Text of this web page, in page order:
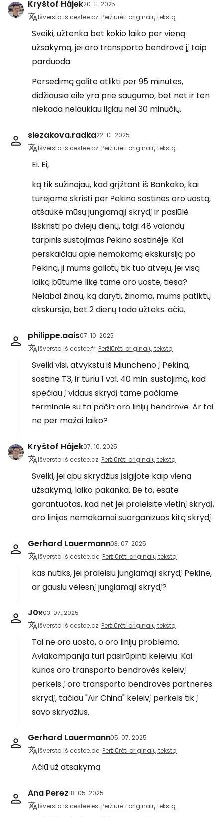
Kryštof Hájek20. 11. 2025
Išversta iš cestee.cz Peržiūrėti originalų tekstą
Sveiki, užtenka bet kokio laiko per vieną
užsakymą, jei oro transporto bendrovė jį taip
parduoda.
Persėdimą galite atlikti per 95 minutes,
didžiausia eilė yra prie saugumo, bet net ir ten
niekada nelaukiau ilgiau nei 30 minučių.
slezakova.radka22. 10. 2025
Išversta iš cestee.cz Peržiūrėti originalų tekstą
Ei. Ei,
ką tik sužinojau, kad grįžtant iš Bankoko, kai
turėjome skristi per Pekino sostinės oro uostą,
atšaukė mūsų jungiamąjį skrydį ir pasiūlė
išskristi po dviejų dienų, taigi 48 valandų
tarpinis sustojimas Pekino sostinėje. Kai
perskaičiau apie nemokamą ekskursiją po
Pekiną, ji mums galiotų tik tuo atveju, jei visą
laiką būtume likę tame oro uoste, tiesa?
Nelabai žinau, ką daryti, žinoma, mums patiktų
ekskursija, bet 2 dienų tada užteks. ačiū.
philippe.aais07. 10. 2025
Išversta iš cestee.fr Peržiūrėti originalų tekstą
Sveiki visi, atvykstu iš Miuncheno į Pekiną,
sostinę T3, ir turiu 1 val. 40 min. sustojimą, kad
spėčiau į vidaus skrydį tame pačiame
terminale su ta pačia oro linijų bendrove. Ar tai
ne per mažai laiko?
Kryštof Hájek07. 10. 2025
Išversta iš cestee.cz Peržiūrėti originalų tekstą
Sveiki, jei abu skrydžius įsigijote kaip vieną
užsakymą, laiko pakanka. Be to, esate
garantuotas, kad net jei praleisite vietinį skrydį,
oro linijos nemokamai suorganizuos kitą skrydį.
Gerhard Lauermann03. 07. 2025
Išversta iš cestee.de Peržiūrėti originalų tekstą
kas nutiks, jei praleisiu jungiamąjį skrydį Pekine,
ar gausiu vėlesnį jungiamąjį skrydį?
J0x03. 07. 2025
Išversta iš cestee.cz Peržiūrėti originalų tekstą
Tai ne oro uosto, o oro linijų problema.
Aviakompanija turi pasirūpinti keleiviu. Kai
kurios oro transporto bendrovės keleivį
perkels į oro transporto bendrovės partnerės
skrydį, tačiau "Air China" keleivį perkels tik į
savo skrydžius.
Gerhard Lauermann05. 07. 2025
Išversta iš cestee.de Peržiūrėti originalų tekstą
Ačiū už atsakymą
Ana Perez18. 05. 2025
Išversta iš cestee.es Peržiūrėti originalų tekstą